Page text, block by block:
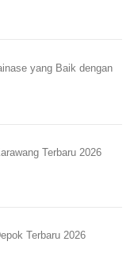
yang Baik dengan
Terbaru 2026
Terbaru 2026